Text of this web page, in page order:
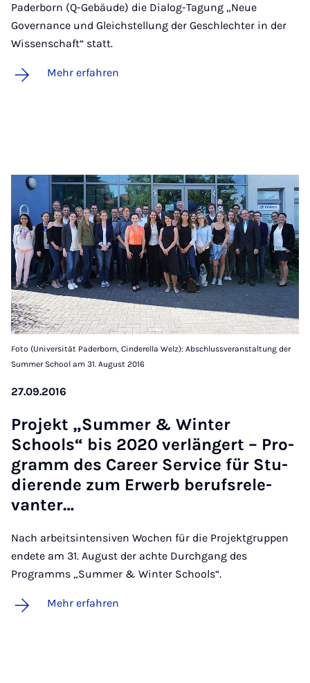
Paderborn (Q-Gebäude) die Dialog-Tagung „Neue
Governance und Gleichstellung der Geschlechter in der
Wissenschaft“ statt.
Mehr erfahren
Foto (Universität Paderborn, Cinderella Welz): Abschlussveranstaltung der
Summer School am 31. August 2016
27.09.2016
Pro­jekt „Sum­mer & Win­ter
Schools“ bis 2020 ver­län­gert – Pro­
gramm des Care­er Ser­vice für Stu­
die­ren­de zum Er­werb be­rufs­re­le­
van­ter…
Nach arbeitsintensiven Wochen für die Projektgruppen
endete am 31. August der achte Durchgang des
Programms „Summer & Winter Schools“.
Mehr erfahren